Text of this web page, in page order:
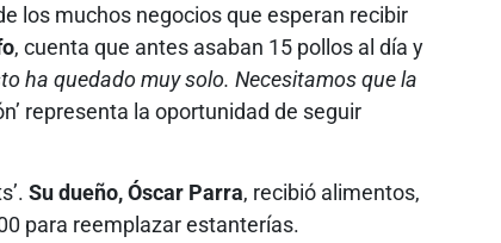
los muchos negocios que esperan recibir
, cuenta que antes asaban 15 pollos al día y
ha quedado muy solo. Necesitamos que la
representa la oportunidad de seguir
Su dueño, Óscar Parra, recibió alimentos,
para reemplazar estanterías.